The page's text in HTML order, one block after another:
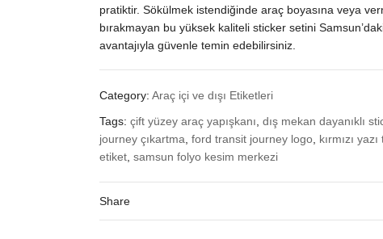
pratiktir. Sökülmek istendiğinde araç boyasına veya
bırakmayan bu yüksek kaliteli sticker setini
avantajıyla güvenle temin edebilirsiniz.
Category:Araç içi ve dışı Etiketleri
Tags:çift yüzey araç yapışkanı ,dış mekan dayanıklı
journey çıkartma ,ford transit journey logo kırmızı
etiket ,samsun folyo kesim merkezi
Share